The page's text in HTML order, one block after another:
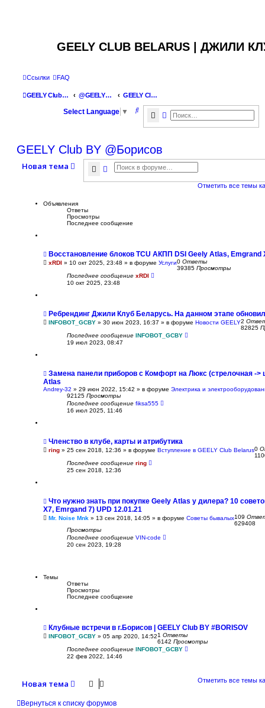
GEELY CLUB BELARUS | ДЖИЛИ
Ссылки FAQ
GEELY Club Belarus @GEELYCLUBBY GEELY Club BY @Борисов
ПоискРасширенный поиск
П
с
к
Select Language ▼
GEELY Club BY @Борисов
Новая тема ПоискРасширенный поиск
Отметить все темы
Объявления
Ответы
Просмотры
Последнее сообщение
Восстановление блоков TCU АКПП DSI Geely Atlas, Emgrand
xRDI » 10 окт 2025, 23:48 » в форуме Услуги0 Ответы
39385 Просмотры
Последнее сообщение xRDI
10 окт 2025, 23:48
Ребрендинг Джили Клуб Беларусь. На данном этапе
INFOBOT_GCBY » 30 июн 2023, 16:37 » в форуме Новости GEELY2
82825
Последнее сообщение INFOBOT_GCBY
19 июл 2023, 08:47
Замена панели приборов с Комфорт на Люкс (стрелочная -
Atlas
Andrey-32 » 29 июн 2022, 15:42 » в форуме Электрика и
92125 Просмотры
Последнее сообщение fiksa555
16 июл 2025, 11:46
Членство в клубе, карты и атрибутика
ring » 25 сен 2018, 12:36 » в форуме Вступление в GEELY Club Belarus0
Последнее сообщение ring
25 сен 2018, 12:36
Что нужно знать при покупке Geely Atlas у дилера? 10
X7, Emrgand 7) UPD 12.01.21
Mr. Noise Mnk » 13 сен 2018, 14:05 » в форуме Советы бывалых109
629408
Просмотры
Последнее сообщение VIN-code
20 сен 2023, 19:28
Темы
Ответы
Просмотры
Последнее сообщение
Клубные встречи в г.Борисов | GEELY Club BY #BORISOV
INFOBOT_GCBY » 05 апр 2020, 14:521 Ответы
6142 Просмотры
Последнее сообщение INFOBOT_GCBY
22 фев 2022, 14:46
Новая тема Отметить все темы
Вернуться к списку форумов